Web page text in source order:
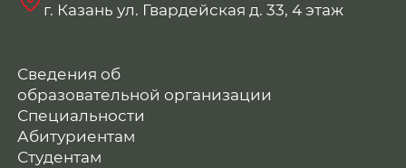
Сведения об
образовательной организации
Специальности
Абитуриентам
Студентам
г. Казань ул. Гвардейская д. 33, 4 этаж